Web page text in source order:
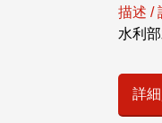
描述 /
水利
詳